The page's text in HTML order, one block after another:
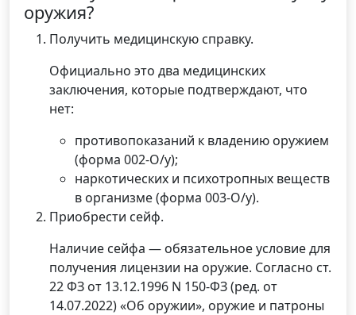
оружия?
Получить медицинскую справку.
Официально это два медицинских
заключения, которые подтверждают, что
нет:
противопоказаний к владению оружием
(форма 002-О/у);
наркотических и психотропных веществ
в организме (форма 003-О/у).
Приобрести сейф.
Наличие сейфа — обязательное условие для
получения лицензии на оружие. Согласно ст.
22 ФЗ от 13.12.1996 N 150-ФЗ (ред. от
14.07.2022) «Об оружии», оружие и патроны